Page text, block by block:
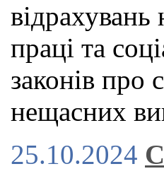
праці та
законів про
нещасних
25.10.2024